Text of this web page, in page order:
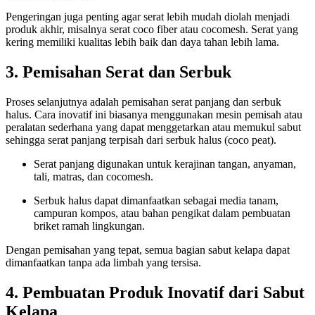
Pengeringan juga penting agar serat lebih mudah diolah menjadi
produk akhir, misalnya serat coco fiber atau cocomesh. Serat yang
kering memiliki kualitas lebih baik dan daya tahan lebih lama.
3. Pemisahan Serat dan Serbuk
Proses selanjutnya adalah pemisahan serat panjang dan serbuk
halus. Cara inovatif ini biasanya menggunakan mesin pemisah atau
peralatan sederhana yang dapat menggetarkan atau memukul sabut
sehingga serat panjang terpisah dari serbuk halus (coco peat).
Serat panjang digunakan untuk kerajinan tangan, anyaman,
tali, matras, dan cocomesh.
Serbuk halus dapat dimanfaatkan sebagai media tanam,
campuran kompos, atau bahan pengikat dalam pembuatan
briket ramah lingkungan.
Dengan pemisahan yang tepat, semua bagian sabut kelapa dapat
dimanfaatkan tanpa ada limbah yang tersisa.
4. Pembuatan Produk Inovatif dari Sabut